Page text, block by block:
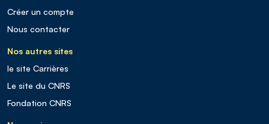
Créer un compte
Nous contacter
Nos autres sites
le site Carrières
Le site du CNRS
Fondation CNRS